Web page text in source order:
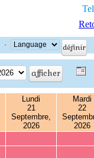
·
Lundi
21
Septembre,
2026
Mardi
22
2026